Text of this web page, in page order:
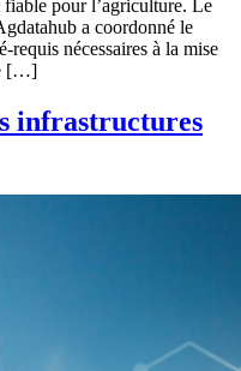
fiable pour l’agriculture. Le
a coordonné le
requis nécessaires à la mise
[…]
infrastructures